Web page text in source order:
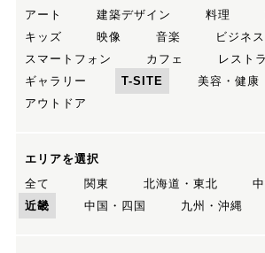
アート
建築デザイン 料理
キッズ
映像 音楽
ビジネス
スマートフォン
カフェ レスト
ギャラリー
T-SITE 美容・健康
アウトドア
エリアを選択
全て
関東 北海道・東北
近畿
中国・四国 九州・沖縄